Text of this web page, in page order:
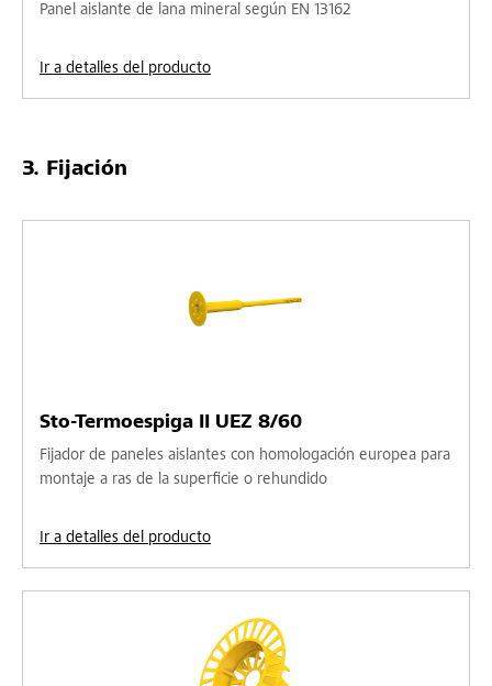
Panel aislante de lana mineral según EN 13162
Ir a detalles del producto
Fijación
Sto-Termoespiga II UEZ 8/60
Fijador de paneles aislantes con homologación europea para
montaje a ras de la superficie o rehundido
Ir a detalles del producto